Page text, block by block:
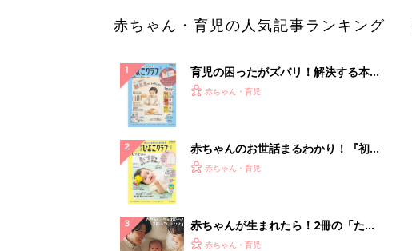
赤ちゃん・育児の人気記事ランキング
育児の困ったがズバリ！解決する本
『ひよこクラブ 秋号』 4カ月～2才
赤ちゃん・育児
赤ちゃんのお世話まるわかり！『初め
てのひよこクラブ 夏号』〈巻頭大特
赤ちゃん・育児
赤ちゃんが生まれたら！2冊の「たま
ひよ」
赤ちゃん・育児